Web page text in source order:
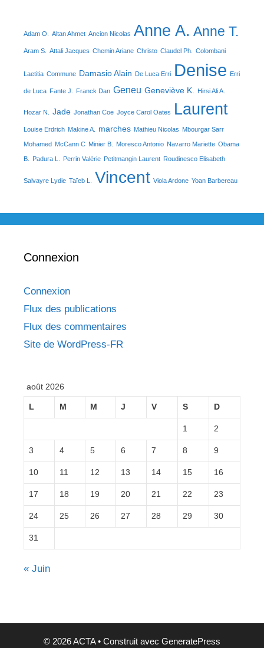
Adam O. Altan Ahmet Ancion Nicolas Anne A. Anne T.
Aram S. Attali Jacques Chemin Ariane Christo Claudel Ph. Colombani
Laetitia Commune Damasio Alain De Luca Erri Denise Erri
de Luca Fante J. Franck Dan Geneu Geneviève K. Hirsi Ali A.
Hozar N. Jade Jonathan Coe Joyce Carol Oates Laurent
Louise Erdrich Makine A. marches Mathieu Nicolas Mbourgar Sarr
Mohamed McCann C Minier B. Moresco Antonio Navarro Mariette Obama
B. Padura L. Perrin Valérie Petitmangin Laurent Roudinesco Elisabeth
Salvayre Lydie Taïeb L. Vincent Viola Ardone Yoan Barbereau
Connexion
Connexion
Flux des publications
Flux des commentaires
Site de WordPress-FR
août 2026
L M M J V S D
1 2
3 4 5 6 7 8 9
10 11 12 13 14 15 16
17 18 19 20 21 22 23
24 25 26 27 28 29 30
31
« Juin
© 2026 ACTA• Construit avec GeneratePress